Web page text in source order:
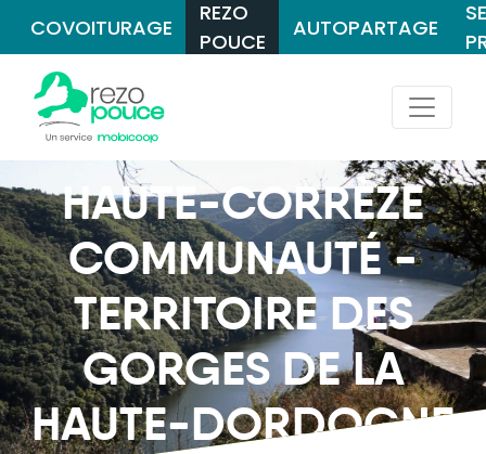
COVOITURAGE
REZO
POUCE
AUTOPARTAGE
HAUTE-CORRÈZE
COMMUNAUTÉ -
TERRITOIRE DES
GORGES DE LA
HAUTE-DORDOGNE